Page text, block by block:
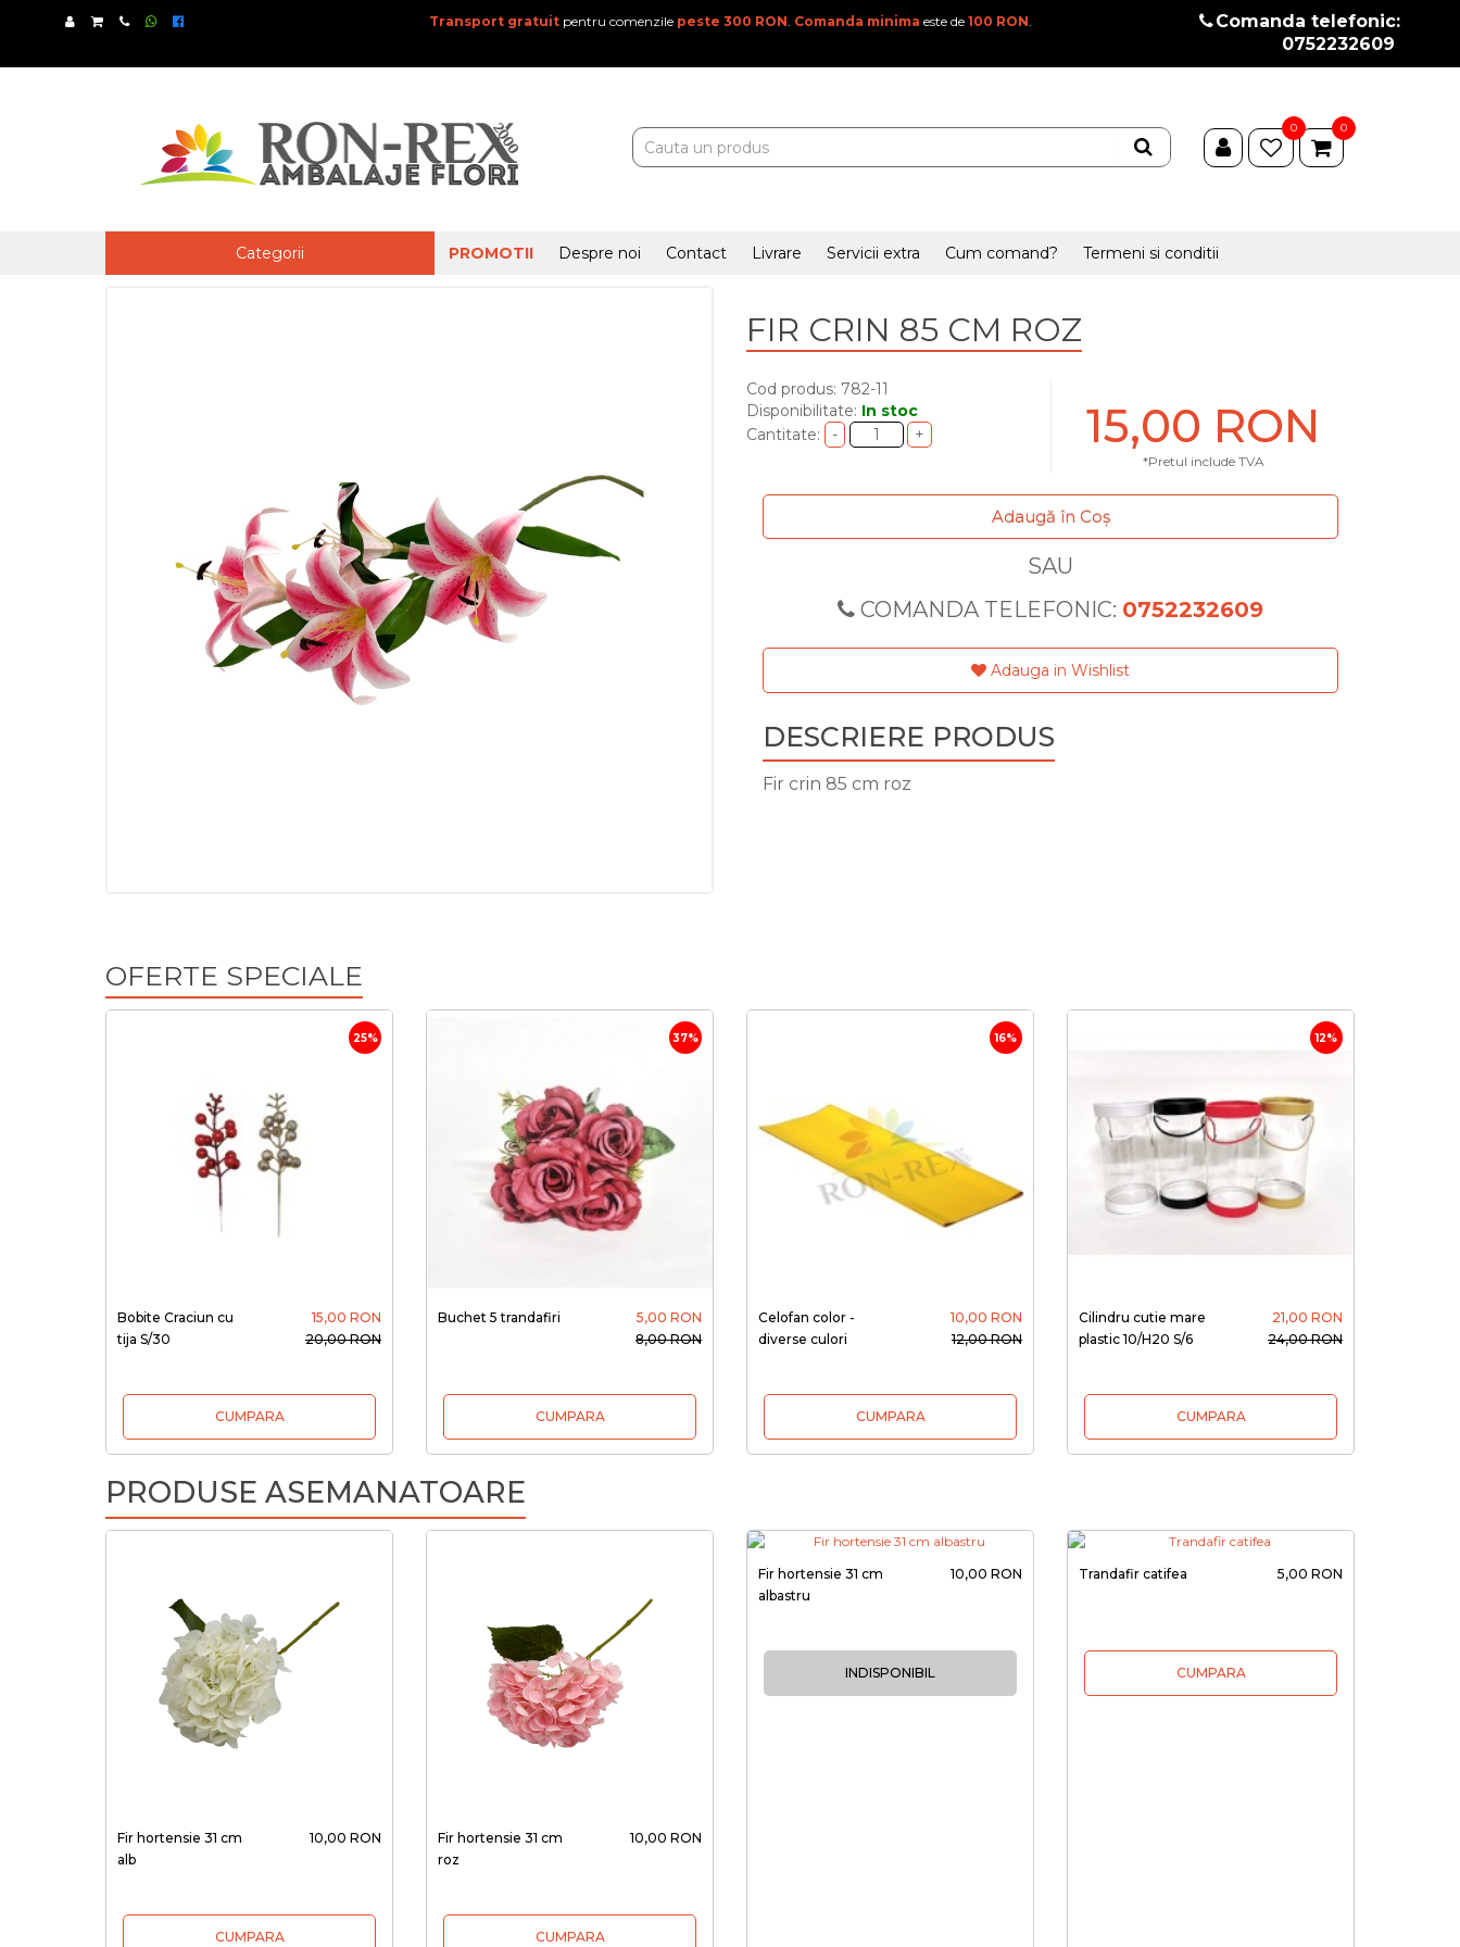
Transport gratuitpentru comenzile peste 300 RON. Comanda minima este de 100 RON.
Comanda telefonic:
0752232609
0 0
Categorii PROMOTII Despre noi Contact Livrare Servicii extra Cum comand? Termeni si conditii
FIR CRIN 85 CM ROZ
Cod produs: 782-11
Disponibilitate: In stoc
Cantitate:
15,00 RON
*Pretul include TVA
Adaugă în Coş
SAU
COMANDA TELEFONIC: 0752232609
Adauga in Wishlist
DESCRIERE PRODUS
Fir crin 85 cm roz
OFERTE SPECIALE
25%
Bobite Craciun cu
tija S/30
15,00 RON
20,00 RON
CUMPARA
37%
Buchet 5 trandafiri
5,00 RON
8,00 RON
CUMPARA
16%
Celofan color -
diverse culori
10,00 RON
12,00 RON
CUMPARA
12%
Cilindru cutie mare
plastic 10/H20 S/6
21,00 RON
24,00 RON
CUMPARA
PRODUSE ASEMANATOARE
Fir hortensie 31 cm
alb
10,00 RON
CUMPARA
Fir hortensie 31 cm
roz
10,00 RON
CUMPARA
Fir hortensie 31 cm
albastru
10,00 RON
INDISPONIBIL
Trandafir catifea 5,00 RON
CUMPARA